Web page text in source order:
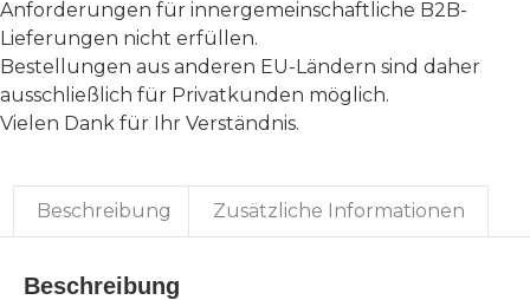
Anforderungen für innergemeinschaftliche B2B-
Lieferungen nicht erfüllen.
Bestellungen aus anderen EU-Ländern sind daher
ausschließlich für Privatkunden möglich.
Vielen Dank für Ihr Verständnis.
Beschreibung Zusätzliche Informationen
Beschreibung